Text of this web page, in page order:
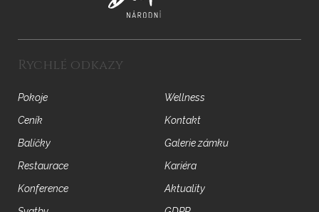
Rychlé odkazy
Pokoje
Ceník
Balíčky
Restaurace
Konference
Wellness
Kontakt
Galerie zámku
Kariéra
Aktuality